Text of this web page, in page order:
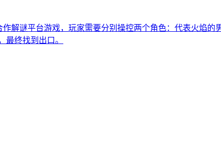
作解谜平台游戏，玩家需要分别操控两个角色：代表火焰
最终找到出口。